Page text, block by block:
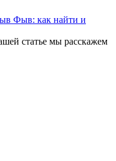
Фыв: как найти и
статье мы расскажем